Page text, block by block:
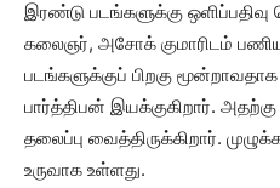
இரண்டு படங்களுக்கு ஒளிப்பதிவு
கலைஞர், அசோக் குமாரிடம்
படங்களுக்குப் பிறகு
பார்த்திபன் இயக்குகிறார்.
தலைப்பு வைத்திருக்கிறார்.
உருவாக உள்ளது.